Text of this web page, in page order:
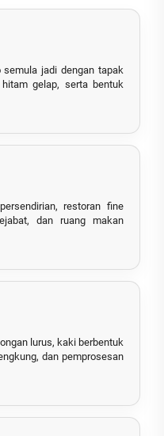
jadi dengan tapak
gelap, serta bentuk
restoran fine
dan ruang makan
lurus, kaki berbentuk
dan pemprosesan